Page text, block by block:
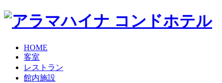
HOME
客室
レストラン
館内施設